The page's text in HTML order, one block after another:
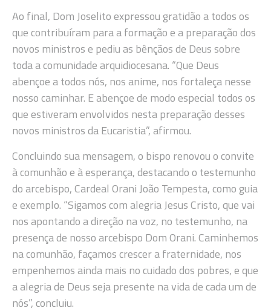
Ao final, Dom Joselito expressou gratidão a todos os
que contribuíram para a formação e a preparação dos
novos ministros e pediu as bênçãos de Deus sobre
toda a comunidade arquidiocesana. “Que Deus
abençoe a todos nós, nos anime, nos fortaleça nesse
nosso caminhar. E abençoe de modo especial todos os
que estiveram envolvidos nesta preparação desses
novos ministros da Eucaristia”, afirmou.
Concluindo sua mensagem, o bispo renovou o convite
à comunhão e à esperança, destacando o testemunho
do arcebispo, Cardeal Orani João Tempesta, como guia
e exemplo. “Sigamos com alegria Jesus Cristo, que vai
nos apontando a direção na voz, no testemunho, na
presença de nosso arcebispo Dom Orani. Caminhemos
na comunhão, façamos crescer a fraternidade, nos
empenhemos ainda mais no cuidado dos pobres, e que
a alegria de Deus seja presente na vida de cada um de
nós”, concluiu.